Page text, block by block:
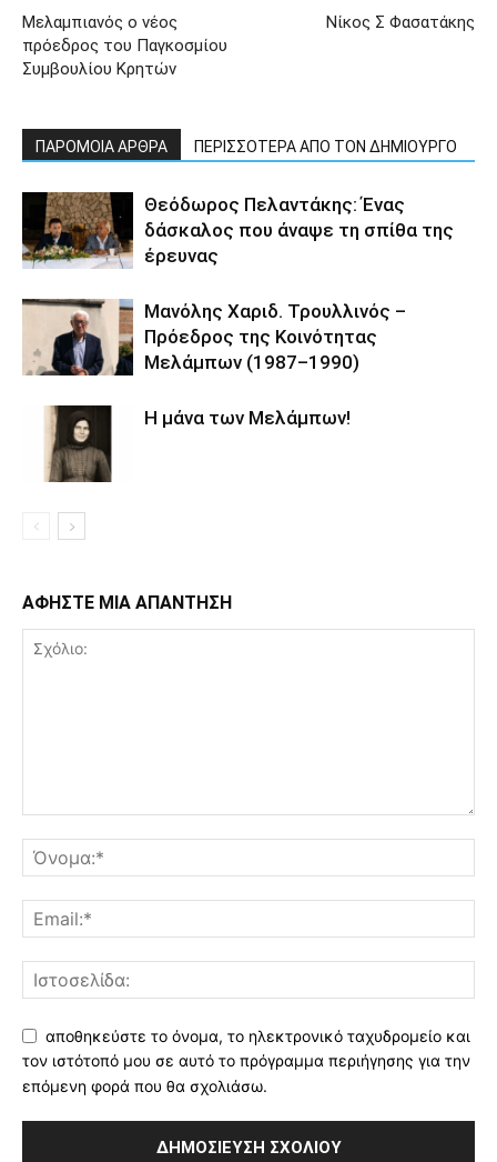
Μελαμπιανός ο νέος
πρόεδρος του Παγκοσμίου
Συμβουλίου Κρητών
Νίκος Σ Φασατάκης
ΠΑΡΟΜΟΙΑ ΑΡΘΡΑ ΠΕΡΙΣΣΟΤΕΡΑ ΑΠΟ ΤΟΝ ΔΗΜΙΟΥΡΓΟ
Θεόδωρος Πελαντάκης: Ένας
δάσκαλος που άναψε τη σπίθα της
έρευνας
Μανόλης Χαριδ. Τρουλλινός –
Πρόεδρος της Κοινότητας
Μελάμπων (1987–1990)
Η μάνα των Μελάμπων!
ΑΦΗΣΤΕ ΜΙΑ ΑΠΑΝΤΗΣΗ
αποθηκεύστε το όνομα, το ηλεκτρονικό ταχυδρομείο και
τον ιστότοπό μου σε αυτό το πρόγραμμα περιήγησης για την
επόμενη φορά που θα σχολιάσω.